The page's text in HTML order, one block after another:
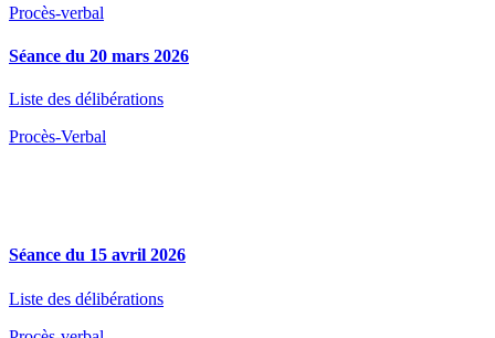
Procès-verbal
Séance du 20 mars 2026
Liste des délibérations
Procès-Verbal
Séance du 15 avril 2026
Liste des délibérations